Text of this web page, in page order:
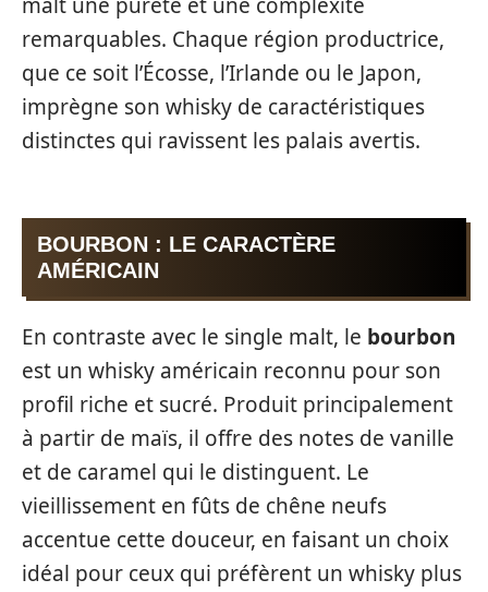
remarquables. Chaque région productrice,
que ce soit l’Écosse, l’Irlande ou le Japon,
imprègne son whisky de caractéristiques
distinctes qui ravissent les palais avertis.
BOURBON : LE CARACTÈRE
AMÉRICAIN
En contraste avec le single malt, le bourbon
est un whisky américain reconnu pour son
profil riche et sucré. Produit principalement
à partir de maïs, il offre des notes de vanille
et de caramel qui le distinguent. Le
vieillissement en fûts de chêne neufs
accentue cette douceur, en faisant un choix
idéal pour ceux qui préfèrent un whisky plus